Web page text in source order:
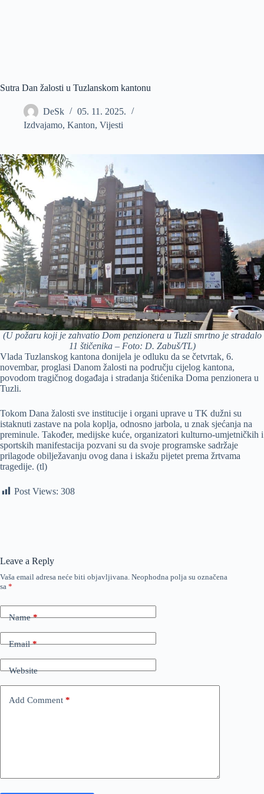
Sutra Dan žalosti u Tuzlanskom kantonu
DeSk
05. 11. 2025.
Izdvajamo, Kanton, Vijesti
(U požaru koji je zahvatio Dom penzionera u Tuzli smrtno je stradalo
11 štičenika – Foto: D. Zabuš/TL)
Vlada Tuzlanskog kantona donijela je odluku da se četvrtak, 6.
novembar, proglasi Danom žalosti na području cijelog kantona,
povodom tragičnog događaja i stradanja štićenika Doma penzionera u
Tuzli.
Tokom Dana žalosti sve institucije i organi uprave u TK dužni su
istaknuti zastave na pola koplja, odnosno jarbola, u znak sjećanja na
preminule. Također, medijske kuće, organizatori kulturno-umjetničkih i
sportskih manifestacija pozvani su da svoje programske sadržaje
prilagode obilježavanju ovog dana i iskažu pijetet prema žrtvama
tragedije. (tl)
Post Views: 308
Leave a Reply
Vaša email adresa neće biti objavljivana. Neophodna polja su označena
sa *
Name*
Email*
Website
Add Comment *